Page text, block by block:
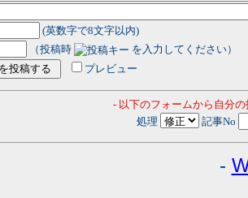
(英数字で8文字以内)
（投稿時
を入力してください）
プレビュー
- 以下のフォームから自分
処理
記事No
-